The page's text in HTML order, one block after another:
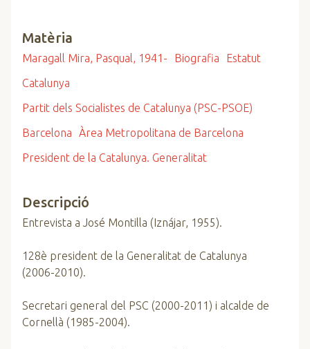
Matèria
Maragall Mira, Pasqual, 1941- Biografia
Estatut
Catalunya
Partit dels Socialistes de Catalunya (PSC-PSOE)
Barcelona
Àrea Metropolitana de Barcelona
President de la Catalunya. Generalitat
Descripció
Entrevista a José Montilla (Iznájar, 1955).
128è president de la Generalitat de Catalunya
(2006-2010).
Secretari general del PSC (2000-2011) i alcalde de
Cornellà (1985-2004).